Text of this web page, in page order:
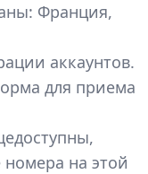
Франция,
аккаунтов.
для приема
на этой